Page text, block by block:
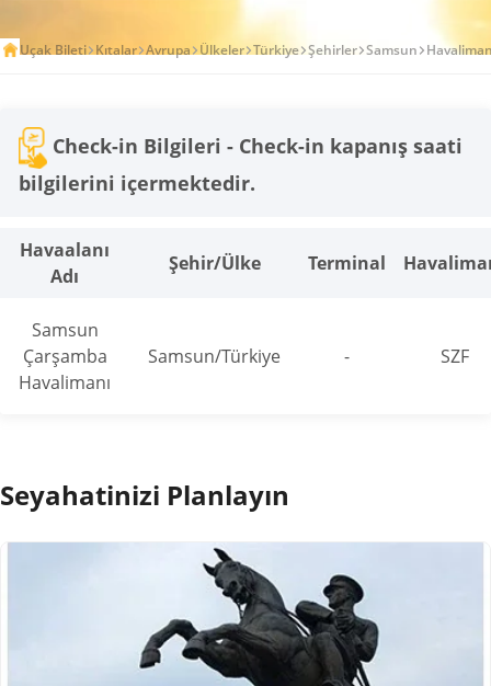
Uçak Bileti Kıtalar Avrupa Ülkeler Türkiye Şehirler Samsun
Check-in Bilgileri - Check-in kapanış saati
bilgilerini içermektedir.
Havaalanı
Adı
Şehir/Ülke Terminal
Samsun
Çarşamba
Havalimanı
Samsun/Türkiye - SZF
Seyahatinizi Planlayın